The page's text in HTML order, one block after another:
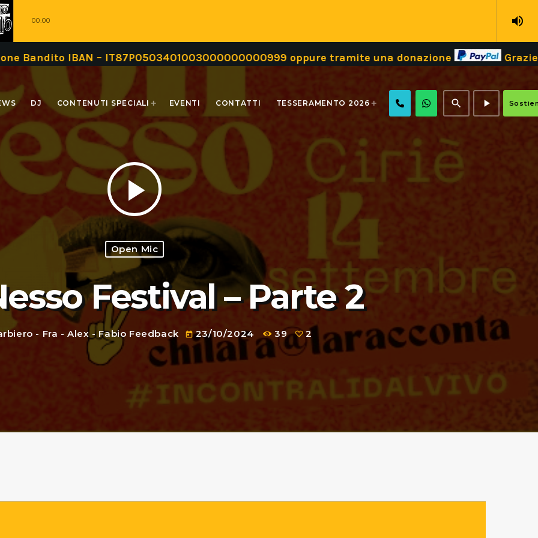
00:00 volume_up
oppure tramite una donazione Grazie! Dona il tuo 5 x
DJ CONTENUTI SPECIALI EVENTI CONTATTI TESSERAMENTO 2026 search play_arrow
play_arrow
Open Mic
Festival – Parte 2
- Fra - Alex - Fabio Feedback today 23/10/2024 39 2